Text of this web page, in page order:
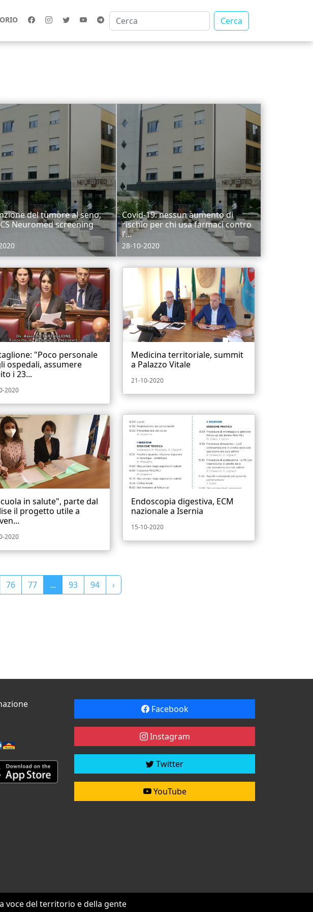
Cerca
del tumore al seno,
Neuromed screening
Covid-19: nessun aumento di
rischio per chi usa farmaci contro
l’...
28-10-2020
"Poco personale
ospedali, assumere
i 23...
2020
Medicina territoriale, summit
a Palazzo Vitale
21-10-2020
in salute", parte dal
il progetto utile a
2020
Endoscopia digestiva, ECM
nazionale a Isernia
15-10-2020
76 77 ... 93 94 ›
Facebook
Instagram
Twitter
YouTube
voce del territorio e della gente